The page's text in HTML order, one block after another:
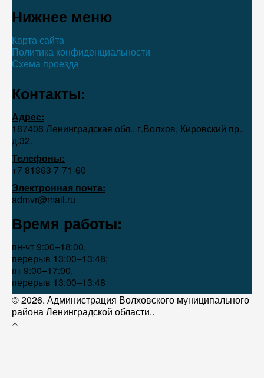
Нижнее меню
Карта сайта
Политика конфиденциальности
Схема проезда
Контакты:
Адрес:
187406 Ленинградская обл., г.Волхов, Кировский пр.,
д.32.
Телефоны:
+7 81363 7‑71-60
Электронная почта:
admvr@mail.ru
Время работы:
пн-чт 9:00–18:00,
перерыв 13:00–13:48;
пт 9:00–17:00,
перерыв 13:00–13:48
© 2026. Администрация Волховского муниципального
района Ленинградской области..